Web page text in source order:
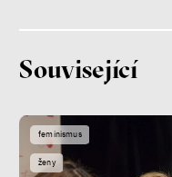
Související
feminismus
ženy